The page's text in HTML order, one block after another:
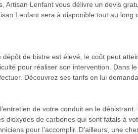
Lenfant vous délivre un devis
Lenfant sera à disponible tout au long
de bistre est élevé, le coût peut
pour réaliser son intervention. Dans
Découvrez ses tarifs en lui
de votre conduit en le
de carbones qui sont fatals à
pour l’accomplir. D’ailleurs, une